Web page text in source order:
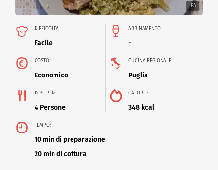
IPA
DIFFICOLTÀ:
Facile
ABBINAMENTO:
-
COSTO:
Economico
CUCINA REGIONALE:
Puglia
DOSI PER:
4 Persone
CALORIE:
348 kcal
TEMPO:
10 min di preparazione
20 min di cottura